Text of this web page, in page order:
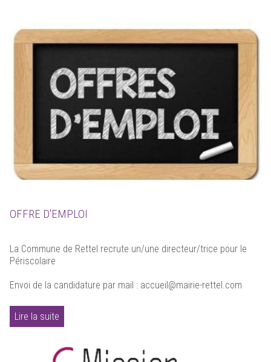
OFFRE D'EMPLOI
La Commune de Rettel recrute un/une directeur/trice pour le
Périscolaire
Envoi de la candidature par mail : accueil@mairie-rettel.com
Lire la suite